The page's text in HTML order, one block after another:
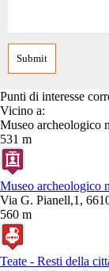
Punti di interesse
Vicino a:
Museo archeologico
531 m
Museo archeologico
Via G. Pianell,1,
560 m
Teate - Resti della